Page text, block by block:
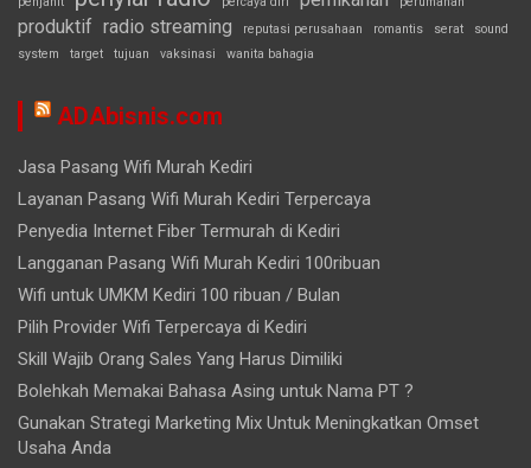
produktif radio streaming reputasi perusahaan romantis serat
sound
system
target tujuan vaksinasi wanita bahagia
ADAbisnis.com
Jasa Pasang Wifi Murah Kediri
Layanan Pasang Wifi Murah Kediri Terpercaya
Penyedia Internet Fiber Termurah di Kediri
Langganan Pasang Wifi Murah Kediri 100ribuan
Wifi untuk UMKM Kediri 100 ribuan / Bulan
Pilih Provider Wifi Terpercaya di Kediri
Skill Wajib Orang Sales Yang Harus Dimiliki
Bolehkah Memakai Bahasa Asing untuk Nama PT ?
Gunakan Strategi Marketing Mix Untuk Meningkatkan Omset
Usaha Anda